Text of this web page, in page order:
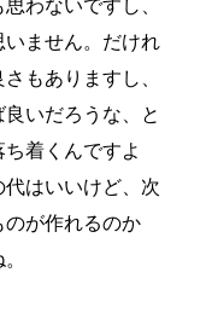
わないですし、
ません。だけれ
もありますし、
いだろうな、と
着くんですよ
はいいけど、次
が作れるのか